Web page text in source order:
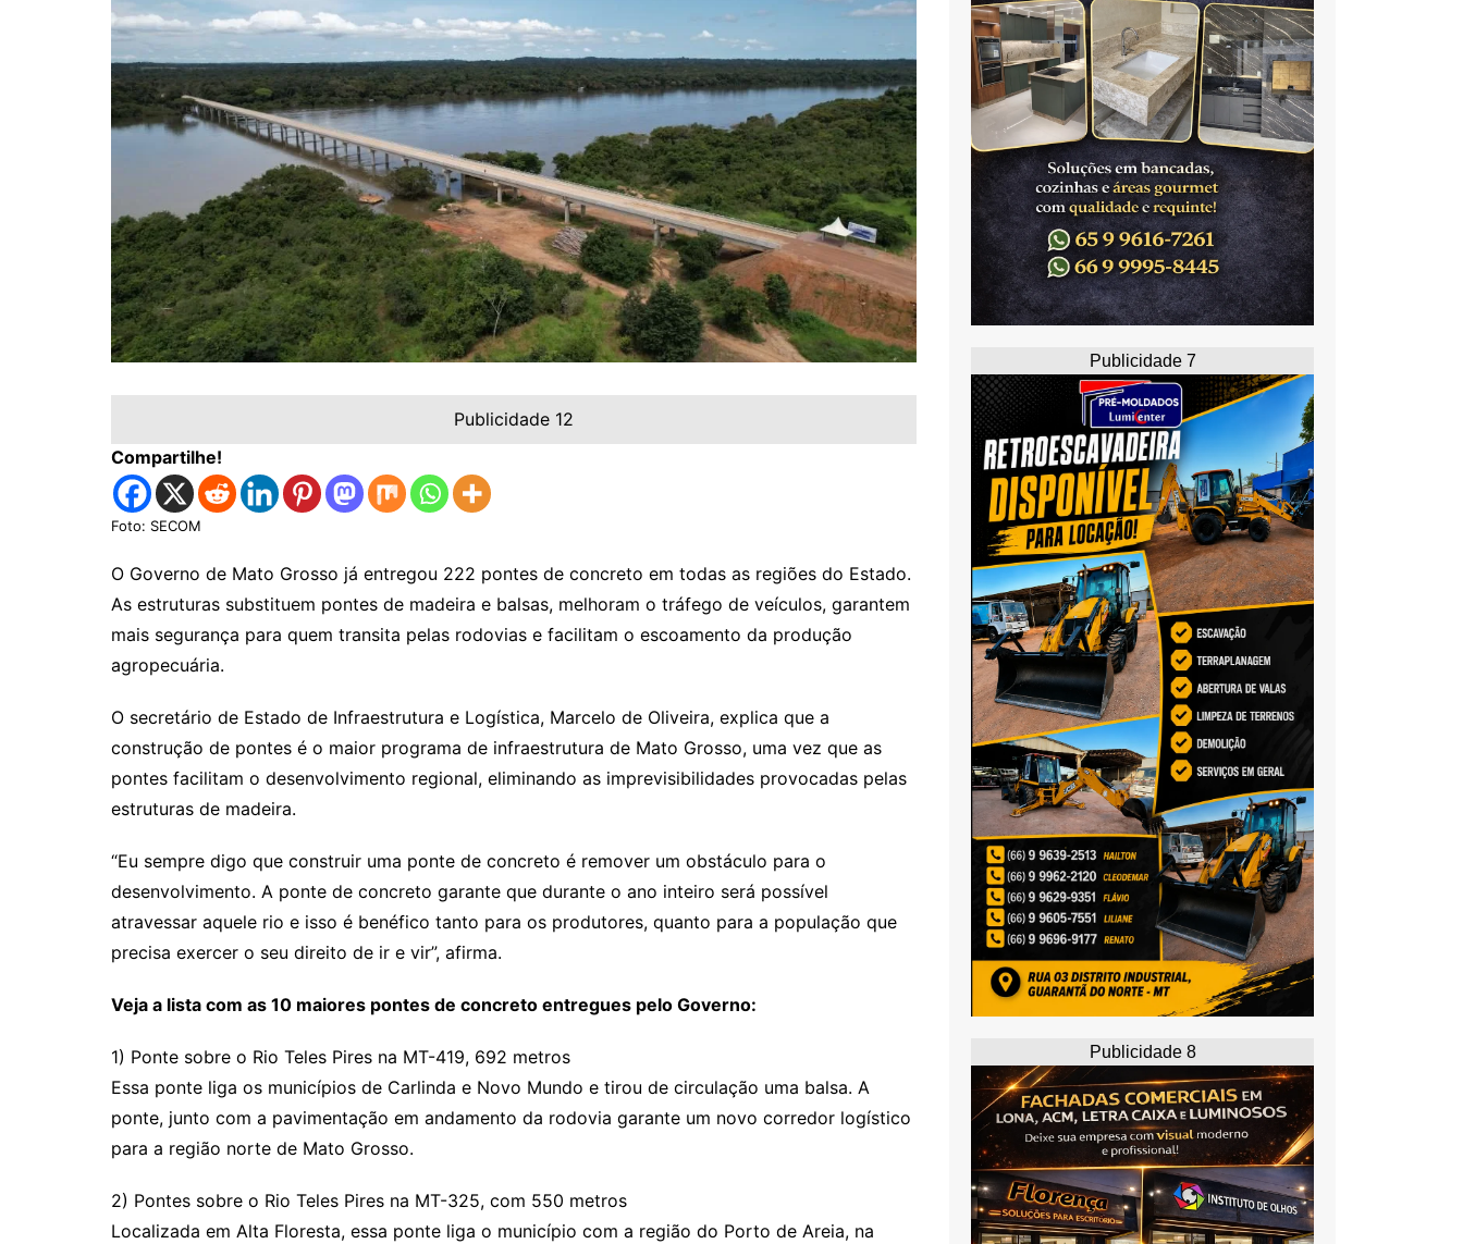
Publicidade 12
Compartilhe!
Foto: SECOM
O Governo de Mato Grosso já entregou 222 pontes de concreto em todas as regiões do Estado.
As estruturas substituem pontes de madeira e balsas, melhoram o tráfego de veículos, garantem
mais segurança para quem transita pelas rodovias e facilitam o escoamento da produção
agropecuária.
O secretário de Estado de Infraestrutura e Logística, Marcelo de Oliveira, explica que a
construção de pontes é o maior programa de infraestrutura de Mato Grosso, uma vez que as
pontes facilitam o desenvolvimento regional, eliminando as imprevisibilidades provocadas pelas
estruturas de madeira.
“Eu sempre digo que construir uma ponte de concreto é remover um obstáculo para o
desenvolvimento. A ponte de concreto garante que durante o ano inteiro será possível
atravessar aquele rio e isso é benéfico tanto para os produtores, quanto para a população que
precisa exercer o seu direito de ir e vir”, afirma.
Veja a lista com as 10 maiores pontes de concreto entregues pelo Governo:
1) Ponte sobre o Rio Teles Pires na MT-419, 692 metros
Essa ponte liga os municípios de Carlinda e Novo Mundo e tirou de circulação uma balsa. A
ponte, junto com a pavimentação em andamento da rodovia garante um novo corredor logístico
para a região norte de Mato Grosso.
2) Pontes sobre o Rio Teles Pires na MT-325, com 550 metros
Localizada em Alta Floresta, essa ponte liga o município com a região do Porto de Areia, na
Publicidade 7
Publicidade 8